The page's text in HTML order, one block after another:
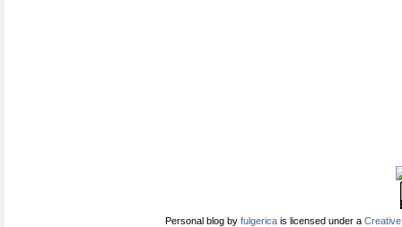
Personal blog by fulgerica is licensed under a